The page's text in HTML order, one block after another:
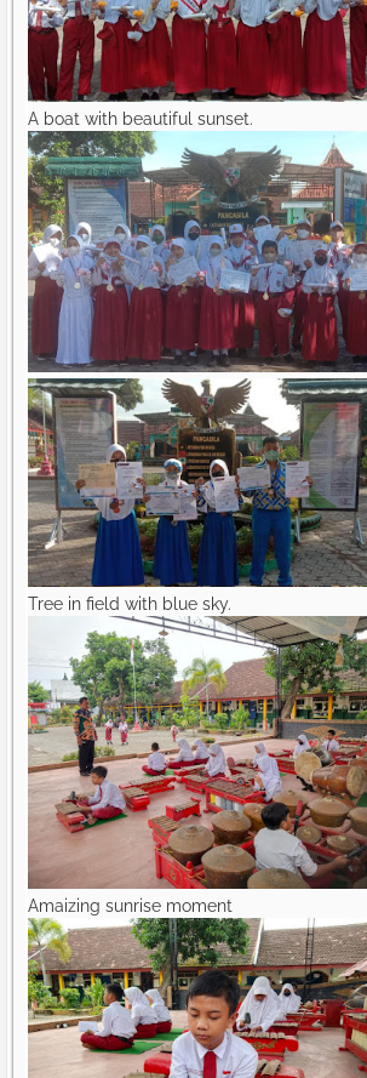
A boat with beautiful sunset.
Tree in field with blue sky.
Amaizing sunrise moment